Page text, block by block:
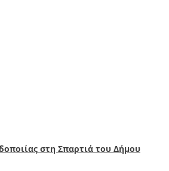
στη Σπαρτιά του Δήμου